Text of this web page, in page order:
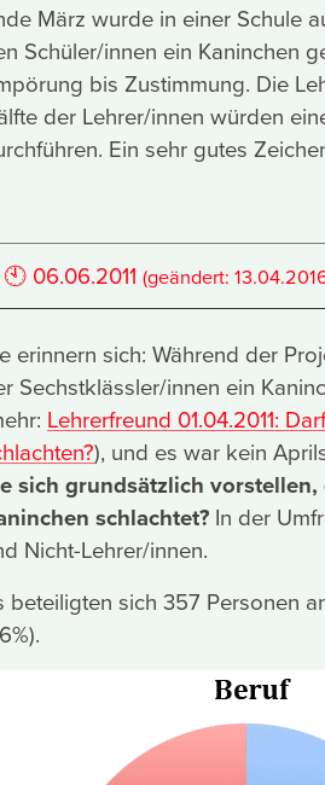
März wurde in einer Schule
Schüler/innen ein Kaninchen
bis Zustimmung. Die
der Lehrer/innen würden
Ein sehr gutes
🕙 06.06.2011 (geändert:
erinnern sich: Während der
Sechstklässler/innen ein
Lehrerfreund 01.04.2011:
), und es war kein
sich grundsätzlich
schlachtet? In der
Nicht-Lehrer/innen.
beteiligten sich 357 Personen